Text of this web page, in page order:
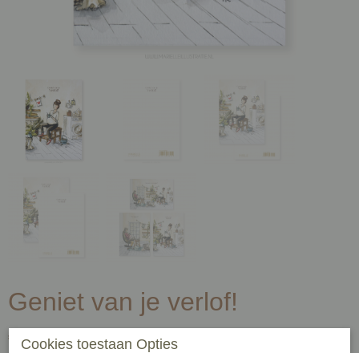
Geniet van je verlof!
€ 2,00 (inclusief btw 21%)
Cookies toestaan Opties